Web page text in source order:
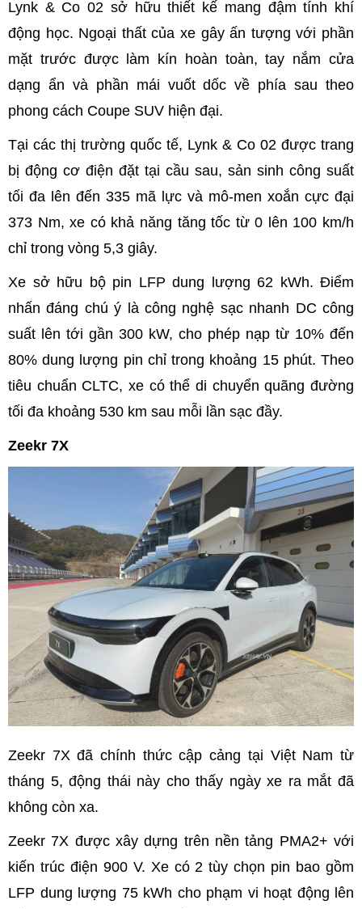
Lynk & Co 02 sở hữu thiết kế mang đậm tính khí
động học. Ngoại thất của xe gây ấn tượng với phần
mặt trước được làm kín hoàn toàn, tay nắm cửa
dạng ẩn và phần mái vuốt dốc về phía sau theo
phong cách Coupe SUV hiện đại.
Tại các thị trường quốc tế, Lynk & Co 02 được trang
bị động cơ điện đặt tại cầu sau, sản sinh công suất
tối đa lên đến 335 mã lực và mô-men xoắn cực đại
373 Nm, xe có khả năng tăng tốc từ 0 lên 100 km/h
chỉ trong vòng 5,3 giây.
Xe sở hữu bộ pin LFP dung lượng 62 kWh. Điểm
nhấn đáng chú ý là công nghệ sạc nhanh DC công
suất lên tới gần 300 kW, cho phép nạp từ 10% đến
80% dung lượng pin chỉ trong khoảng 15 phút. Theo
tiêu chuẩn CLTC, xe có thể di chuyển quãng đường
tối đa khoảng 530 km sau mỗi lần sạc đầy.
Zeekr 7X
Zeekr 7X đã chính thức cập cảng tại Việt Nam từ
tháng 5, động thái này cho thấy ngày xe ra mắt đã
không còn xa.
Zeekr 7X được xây dựng trên nền tảng PMA2+ với
kiến trúc điện 900 V. Xe có 2 tùy chọn pin bao gồm
LFP dung lượng 75 kWh cho phạm vi hoạt động lên